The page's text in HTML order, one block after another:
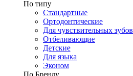
По типу
Стандартные
Ортодонтические
Для чувствительных зубов
Отбеливающие
Детские
Для языка
Эконом